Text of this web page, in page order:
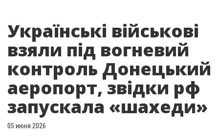
Українські військові
взяли під вогневий
контроль Донецький
аеропорт, звідки рф
запускала «шахеди»
05 июня 2026